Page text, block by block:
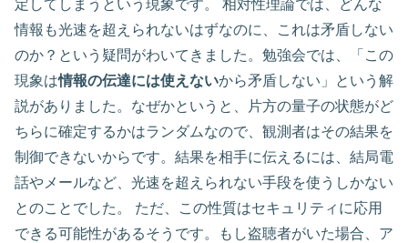
定してしまうという現象です。 相対性理論では、どんな
情報も光速を超えられないはずなのに、これは矛盾しない
のか？という疑問がわいてきました。勉強会では、「この
現象は情報の伝達には使えないから矛盾しない」という解
説がありました。なぜかというと、片方の量子の状態がど
ちらに確定するかはランダムなので、観測者はその結果を
制御できないからです。結果を相手に伝えるには、結局電
話やメールなど、光速を超えられない手段を使うしかない
とのことでした。 ただ、この性質はセキュリティに応用
できる可能性があるそうです。もし盗聴者がいた場合、ア